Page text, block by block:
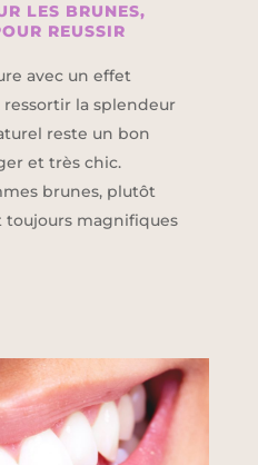
LES BRUNES,
REUSSIR
avec un effet
la splendeur
reste un bon
et très chic.
brunes, plutôt
toujours magnifiques